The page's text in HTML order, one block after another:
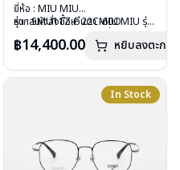
ยี่ห้อ : MIU MIU
รุ่น : SMU11Z-F 22C-60O
เลนส์ : กันแดดสีฟ้า
น้ำหนัก : 24 กรัม
อุปกรณ์ : กล่องแว่น , ผ้าเช็ดแว่น
หากสนใจสั่งชื้อแว่นตา MIU MIU รุ่น
กรุณาติดต่อเราคลิก
฿14,400.00 หยิบลงตะกร้า
In Stock